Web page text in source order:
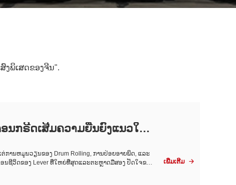
ງ​ພິ​ເສດ​ຂອງ​ຈີນ​"​.
ນກຣີດ​ເສີມ​ຄວາມ​ຍືນ​ຍົງ​ແນວ​ໃ
ການຫມູນວຽນຂອງ Drum Rolling, ການປ່ອຍອາຍພິດ, ແລະ
ນຊີວິດຂອງ Lever ທີ່ໃຫຍ່ທີ່ສຸດແລະຕະຫຼາດມືສອງ ປັດໃຈຂອງ
ເພີ່ມເຕີມ 